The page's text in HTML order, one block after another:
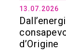
13.07.2026
d’Origine